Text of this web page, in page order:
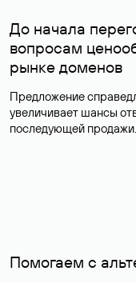
До начала
вопросам
рынке доменов
Предложение
увеличивает шансы
последующей продажи.
Помогаем с